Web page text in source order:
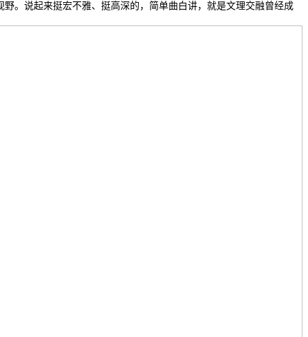
。说起来挺宏不雅、挺高深的，简单曲白讲，就是文理交融曾经成